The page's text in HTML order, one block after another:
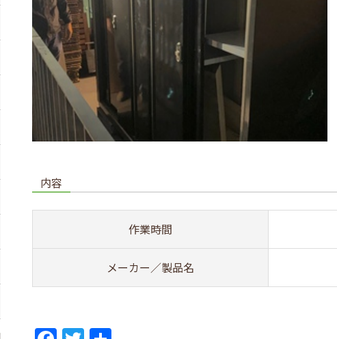
内容
作業時間
メーカー／製品名